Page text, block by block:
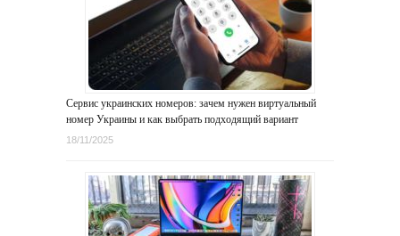
Сервис украинских номеров: зачем нужен виртуальный
номер Украины и как выбрать подходящий вариант
18/11/2025